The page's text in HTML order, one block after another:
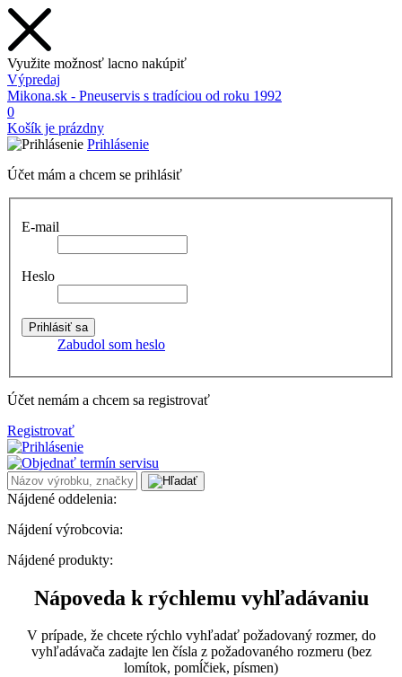
Využite možnosť lacno nakúpiť
Výpredaj
Mikona.sk - Pneuservis s tradíciou od roku 1992
0
Košík je prázdny
Prihlásenie
Účet mám a chcem se prihlásiť
E-mail
Heslo
Zabudol som heslo
Účet nemám a chcem sa registrovať
Registrovať
Nájdené oddelenia:
Nájdení výrobcovia:
Nájdené produkty:
Nápoveda k rýchlemu vyhľadávaniu
V prípade, že chcete rýchlo vyhľadať požadovaný rozmer, do
vyhľadávača zadajte len čísla z požadovaného rozmeru (bez
lomítok, pomĺčiek, písmen)